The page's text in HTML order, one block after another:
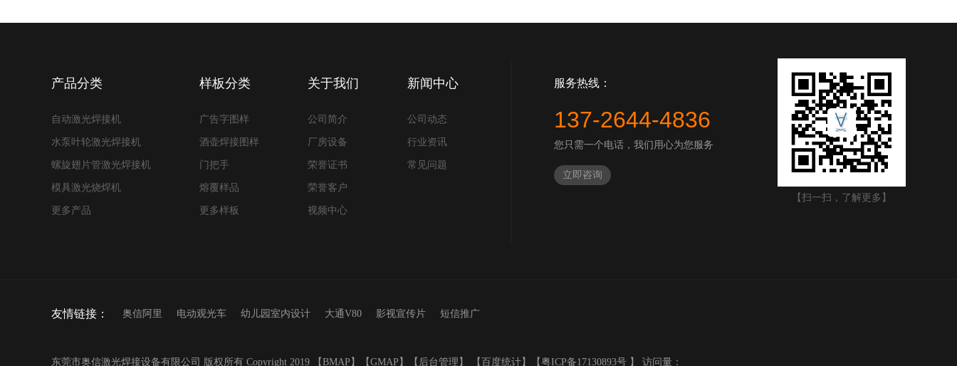
产品分类
自动激光焊接机
水泵叶轮激光焊接机
螺旋翅片管激光焊接机
模具激光烧焊机
更多产品
样板分类
广告字图样
酒壶焊接图样
门把手
熔覆样品
更多样板
关于我们
公司简介
厂房设备
荣誉证书
荣誉客户
视频中心
新闻中心
公司动态
行业资讯
常见问题
服务热线：
137-2644-4836
您只需一个电话，我们用心为您服务
立即咨询
【扫一扫，了解更多】
友情链接： 奥信阿里 电动观光车 幼儿园室内设计 大通V80 影视宣传片 短信推广
东莞市奥信激光焊接设备有限公司 版权所有 Copyright 2019 【 BMAP 】【 GMAP 】【 后台管理 】 【 百度统计 】【 粤ICP备17130893号 】 访问量：